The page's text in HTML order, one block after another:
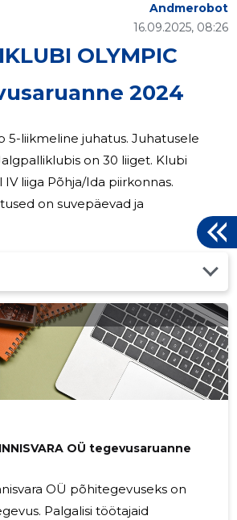
OLYMPIC
2024
16.09.2025, 08:26
Andmerobot
5-liikmeline juhatus. Juhatusele
on 30 liiget. Klubi
IV liiga Põhja/Ida piirkonnas.
on suvepäevad ja
OÜ tegevusaruanne
OÜ põhitegevuseks on
töötajaid